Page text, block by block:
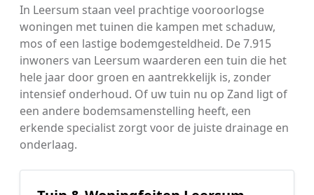
In Leersum staan veel prachtige vooroorlogse
woningen met tuinen die kampen met schaduw,
mos of een lastige bodemgesteldheid. De 7.915
inwoners van Leersum waarderen een tuin die het
hele jaar door groen en aantrekkelijk is, zonder
intensief onderhoud. Of uw tuin nu op Zand ligt of
een andere bodemsamenstelling heeft, een
erkende specialist zorgt voor de juiste drainage en
onderlaag.